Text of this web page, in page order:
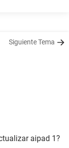
Siguiente Tema
aipad 1?